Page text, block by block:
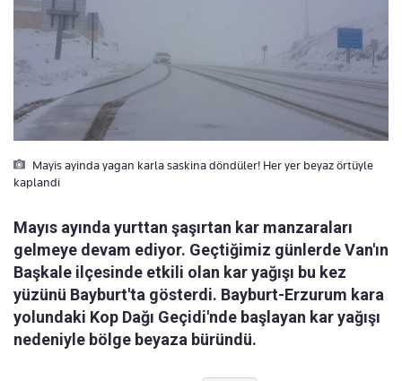
Mayis ayinda yagan karla saskina döndüler! Her yer beyaz örtüyle
kaplandi
Mayıs ayında yurttan şaşırtan kar manzaraları
gelmeye devam ediyor. Geçtiğimiz günlerde Van'ın
Başkale ilçesinde etkili olan kar yağışı bu kez
yüzünü Bayburt'ta gösterdi. Bayburt-Erzurum kara
yolundaki Kop Dağı Geçidi'nde başlayan kar yağışı
nedeniyle bölge beyaza büründü.